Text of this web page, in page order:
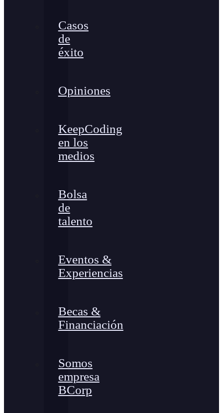
Casos
de
éxito
Opiniones
KeepCoding
en los
medios
Bolsa
de
talento
Eventos &
Experiencias
Becas &
Financiación
Somos
empresa
BCorp